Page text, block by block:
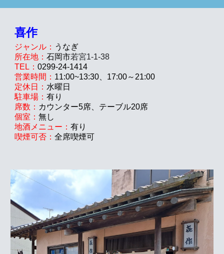
喜作
ジャンル： うなぎ
所在地：石岡市若宮1-1-38
TEL：0299-24-1414
営業時間： 11:00~13:30 、17:00～21:00
定休日： 水曜日
駐車場：有り
席数： カウンター5席、テーブル20席
個室：無し
地酒メニュー：有り
喫煙可否：全席喫煙可